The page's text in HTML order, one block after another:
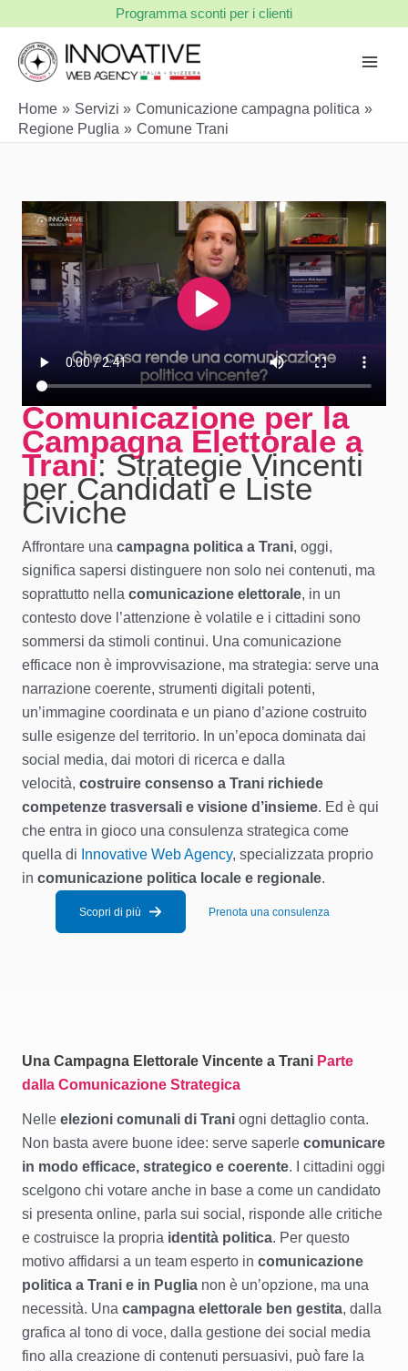
contenuto
Programma sconti per i clienti
Home Servizi
Comunicazione campagna politica
Regione Puglia
Comune Trani
Comunicazione per la
Campagna Elettorale a
Trani: Strategie Vincenti
per Candidati e Liste
Civiche
Affrontare una campagna politica a Trani, oggi,
significa sapersi distinguere non solo nei contenuti, ma
soprattutto nella comunicazione elettorale, in un
contesto dove l’attenzione è volatile e i cittadini sono
sommersi da stimoli continui. Una comunicazione
efficace non è improvvisazione, ma strategia: serve una
narrazione coerente, strumenti digitali potenti,
un’immagine coordinata e un piano d’azione costruito
sulle esigenze del territorio. In un’epoca dominata dai
social media, dai motori di ricerca e dalla
velocità, costruire consenso a Trani richiede
competenze trasversali e visione d’insieme. Ed è qui
che entra in gioco una consulenza strategica come
quella di Innovative Web Agency, specializzata proprio
in comunicazione politica locale e regionale.
Scopri di più Prenota una consulenza
Una Campagna Elettorale Vincente a Trani Parte
dalla Comunicazione Strategica
Nelle elezioni comunali di Trani ogni dettaglio conta.
Non basta avere buone idee: serve saperle comunicare
in modo efficace, strategico e coerente. I cittadini oggi
scelgono chi votare anche in base a come un candidato
si presenta online, parla sui social, risponde alle critiche
e costruisce la propria identità politica. Per questo
motivo affidarsi a un team esperto in comunicazione
politica a Trani e in Puglia non è un’opzione, ma una
necessità. Una campagna elettorale ben gestita, dalla
grafica al tono di voce, dalla gestione dei social media
fino alla creazione di contenuti persuasivi, può fare la